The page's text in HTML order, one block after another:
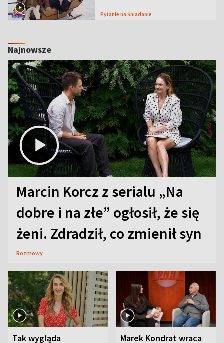
Pytanie na Śniadanie
Najnowsze
Marcin Korcz z serialu „Na
dobre i na złe” ogłosił, że się
żeni. Zdradził, co zmienił syn
Rozmowy
Tak wygląda Marek Kondrat wraca